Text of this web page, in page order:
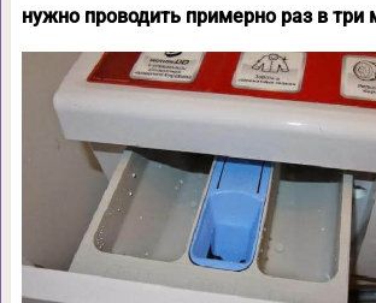
нужно проводить примерно раз в три